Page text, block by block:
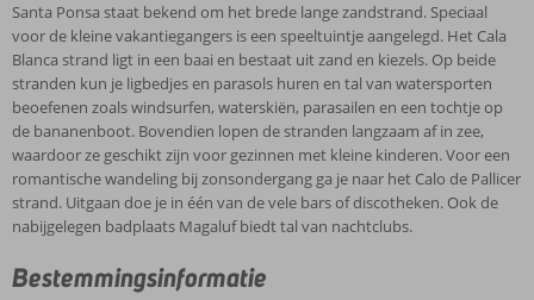
Santa Ponsa staat bekend om het brede lange zandstrand. Speciaal
voor de kleine vakantiegangers is een speeltuintje aangelegd. Het Cala
Blanca strand ligt in een baai en bestaat uit zand en kiezels. Op beide
stranden kun je ligbedjes en parasols huren en tal van watersporten
beoefenen zoals windsurfen, waterskiën, parasailen en een tochtje op
de bananenboot. Bovendien lopen de stranden langzaam af in zee,
waardoor ze geschikt zijn voor gezinnen met kleine kinderen. Voor een
romantische wandeling bij zonsondergang ga je naar het Calo de Pallicer
strand. Uitgaan doe je in één van de vele bars of discotheken. Ook de
nabijgelegen badplaats Magaluf biedt tal van nachtclubs.
Bestemmingsinformatie